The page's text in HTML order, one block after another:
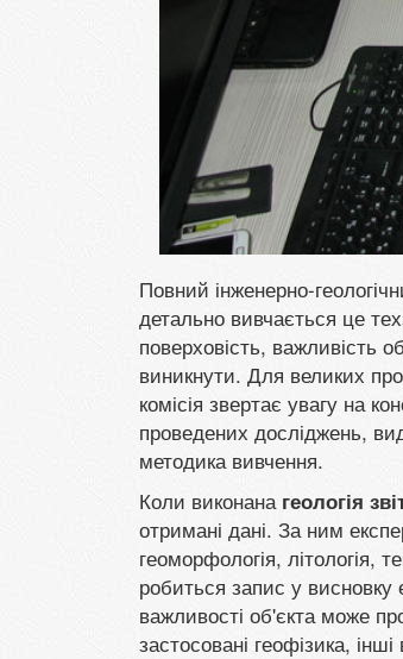
Повний інженерно-
детально вивчається це
поверховість, важливість
виникнути. Для великих
комісія звертає увагу на
проведених досліджень,
методика вивчення.
Коли виконана геологія
отримані дані. За ним
геоморфологія, літологія,
робиться запис у висновку
важливості об'єкта може
застосовані геофізика,